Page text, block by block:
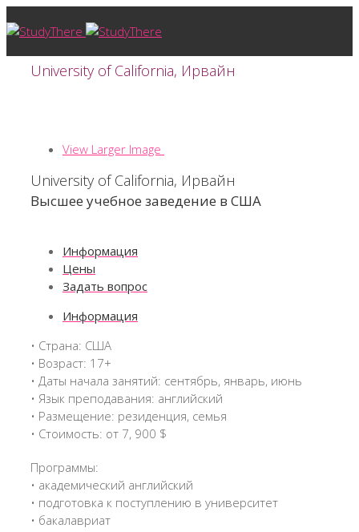
University of California, Ирвайн
View Larger Image
University of California, Ирвайн
Высшее учебное заведение в США
Информация
Цены
Задать вопрос
Информация
• Страна: США
• Возраст: 17+
• Даты начала занятий: сентябрь, январь, июнь
• Язык преподавания: английский
• Размещение: резиденция, семья
• Стоимость: от 7, 900 $
Программы:
• академический английский
• подготовка к поступлению в университет
• бакалавриат